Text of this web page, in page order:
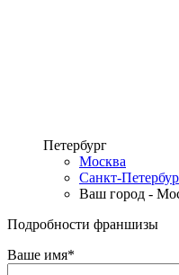
Петербург
Москва
Санкт-
Ваш город -
Подробности франшизы
Ваше имя*